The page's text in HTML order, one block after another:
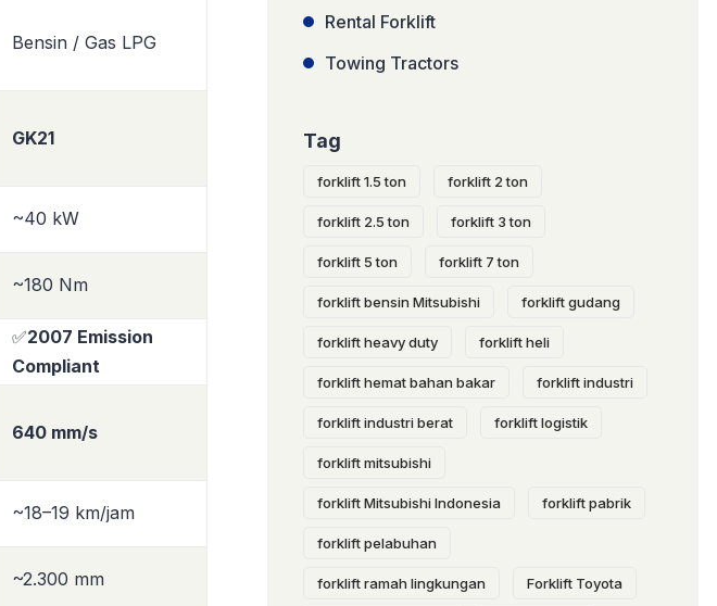
Bensin / Gas LPG
GK21
~40 kW
~180 Nm
✅2007 Emission
Compliant
640 mm/s
~18–19 km/jam
~2.300 mm
Rental Forklift
Towing Tractors
Tag
forklift 1.5 ton forklift 2 ton
forklift 2.5 ton forklift 3 ton
forklift 5 ton forklift 7 ton
forklift bensin Mitsubishi forklift gudang
forklift heavy duty forklift heli
forklift hemat bahan bakar forklift industri
forklift industri berat forklift logistik
forklift mitsubishi
forklift Mitsubishi Indonesia forklift pabrik
forklift pelabuhan
forklift ramah lingkungan Forklift Toyota